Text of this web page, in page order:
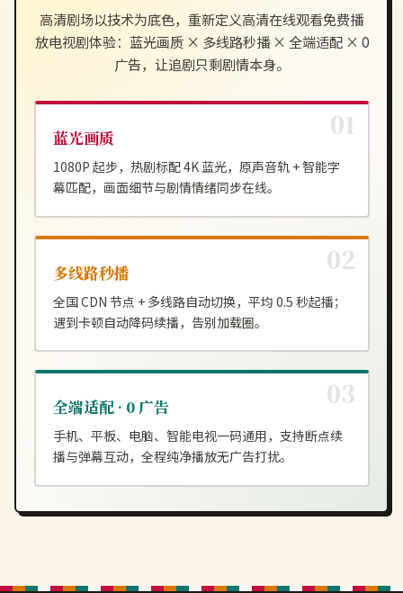
高清剧场以技术为底色，重新定义高清在线观看免费播
放电视剧体验：蓝光画质 × 多线路秒播 × 全端适配 × 0
广告，让追剧只剩剧情本身。
蓝光画质
1080P 起步，热剧标配 4K 蓝光，原声音轨 + 智能字
幕匹配，画面细节与剧情情绪同步在线。
多线路秒播
全国 CDN 节点 + 多线路自动切换，平均 0.5 秒起播；
遇到卡顿自动降码续播，告别加载圈。
全端适配 · 0 广告
手机、平板、电脑、智能电视一码通用，支持断点续
播与弹幕互动，全程纯净播放无广告打扰。